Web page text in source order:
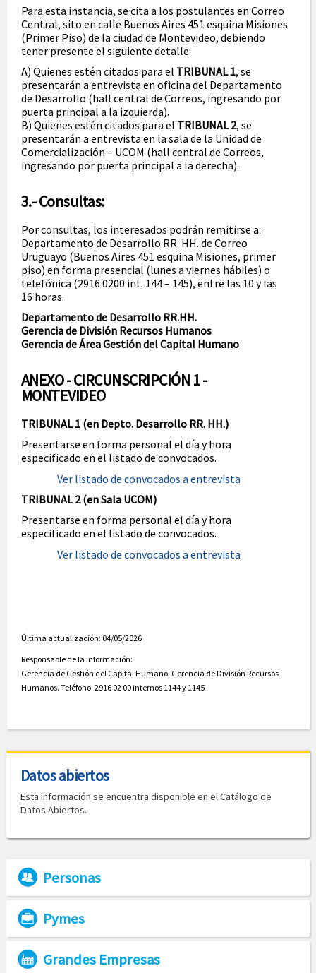
Para esta instancia, se cita a los postulantes en Correo
Central, sito en calle Buenos Aires 451 esquina Misiones
(Primer Piso) de la ciudad de Montevideo, debiendo
tener presente el siguiente detalle:
A) Quienes estén citados para el TRIBUNAL 1, se
presentarán a entrevista en oficina del Departamento
de Desarrollo (hall central de Correos, ingresando por
puerta principal a la izquierda).
B) Quienes estén citados para el TRIBUNAL 2, se
presentarán a entrevista en la sala de la Unidad de
Comercialización – UCOM (hall central de Correos,
ingresando por puerta principal a la derecha).
3.- Consultas:
Por consultas, los interesados podrán remitirse a:
Departamento de Desarrollo RR. HH. de Correo
Uruguayo (Buenos Aires 451 esquina Misiones, primer
piso) en forma presencial (lunes a viernes hábiles) o
telefónica (2916 0200 int. 144 – 145), entre las 10 y las
16 horas.
Departamento de Desarrollo RR.HH.
Gerencia de División Recursos Humanos
Gerencia de Área Gestión del Capital Humano
ANEXO - CIRCUNSCRIPCIÓN 1 -
MONTEVIDEO
TRIBUNAL 1 (en Depto. Desarrollo RR. HH.)
Presentarse en forma personal el día y hora
especificado en el listado de convocados.
Ver listado de convocados a entrevista
TRIBUNAL 2 (en Sala UCOM)
Presentarse en forma personal el día y hora
especificado en el listado de convocados.
Ver listado de convocados a entrevista
Última actualización: 04/05/2026
Responsable de la información:
Gerencia de Gestión del Capital Humano. Gerencia de División Recursos
Humanos. Teléfono: 2916 02 00 internos 1144 y 1145
Datos abiertos
Esta información se encuentra disponible en el Catálogo de
Datos Abiertos.
Personas
Pymes
Grandes Empresas